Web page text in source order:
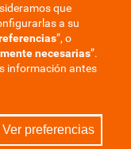
Cookies
que
a su
”, o
necesarias”.
información antes
Ver preferencias